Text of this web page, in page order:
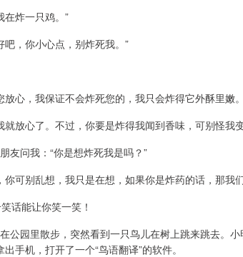
在炸一只鸡。”
吧，你小心点，别炸死我。”
放心，我保证不会炸死您的，我只会炸得它外酥里嫩
就放心了。不过，你要是炸得我闻到香味，可别怪我
友问我：“你是想炸死我是吗？”
你可别乱想，我只是在想，如果你是炸药的话，那我
话能让你笑一笑！
公园里散步，突然看到一只鸟儿在树上跳来跳去。
手机，打开了一个“鸟语翻译”的软件。